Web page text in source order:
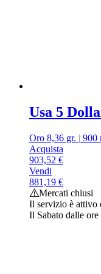
Usa 5
Oro 8,36 gr. | 900
Acquista
903,52 €
Vendi
881,19 €
Mercati chiusi
Il servizio è attivo
Il Sabato dalle